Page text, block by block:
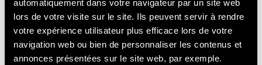
automatiquement dans votre navigateur par un site web
lors de votre visite sur le site. Ils peuvent servir à rendre
votre expérience utilisateur plus efficace lors de votre
navigation web ou bien de personnaliser les contenus et
annonces présentées sur le site web, par exemple.
Meilleurusage de l’espaceet de sa
capacité (limite les besoins d’extension
des infrastructures).